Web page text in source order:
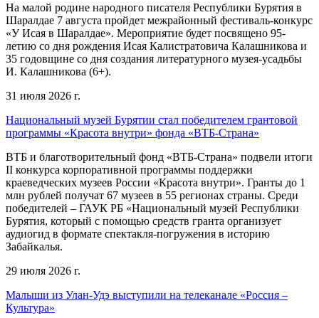
На малой родине народного писателя Республики Бурятия в
Шаралдае 7 августа пройдет межрайонный фестиваль-конкурс
«У Исая в Шаралдае». Мероприятие будет посвящено 95-
летию со дня рождения Исая Калистратовича Калашникова и
35 годовщине со дня создания литературного музея-усадьбы
И. Калашникова (6+).
31 июля 2026 г.
Национальный музей Бурятии стал победителем грантовой
программы «Красота внутри» фонда «ВТБ-Страна»
ВТБ и благотворительный фонд «ВТБ-Страна» подвели итоги
II конкурса корпоративной программы поддержки
краеведческих музеев России «Красота внутри». Гранты до 1
млн рублей получат 67 музеев в 55 регионах страны. Среди
победителей – ГАУК РБ «Национальный музей Республики
Бурятия, который с помощью средств гранта организует
аудиогид в формате спектакля-погружения в историю
Забайкалья.
29 июля 2026 г.
Малыши из Улан-Удэ выступили на телеканале «Россия –
Культура»